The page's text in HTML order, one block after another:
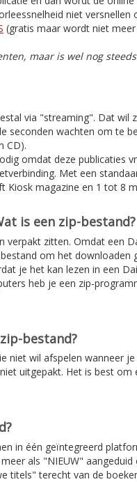
niet versnellen
(gratis maar wordt niet
maar is wel nog
via "streaming". Dat wil
seconden wachten om te
CD).
omdat deze publicaties
Met een
Kiosk magazine en 1 tot 8
is een zip-bestand?
verpakt zitten. Omdat een
om het downloaden
je het kan lezen in een
heb je een zip-
bestand?
niet wil afspelen wanneer
uitgepakt. Het is best om
in één geïntegreerd
als "NIEUW" aangeduid
titels" terecht van de